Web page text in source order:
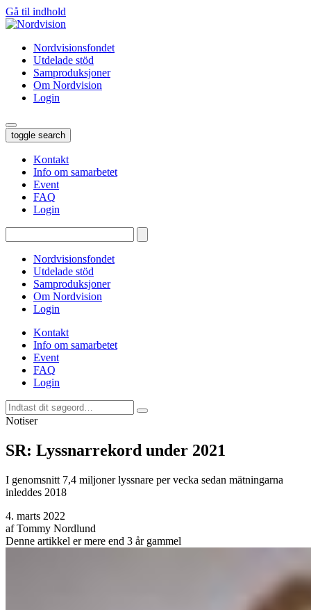
Gå til indhold
Nordvisionsfondet
Utdelade stöd
Samproduksjoner
Om Nordvision
Login
toggle search
Kontakt
Info om samarbetet
Event
FAQ
Login
enter
søge…
Nordvisionsfondet
Utdelade stöd
Samproduksjoner
Om Nordvision
Login
Kontakt
Info om samarbetet
Event
FAQ
Login
Notiser
SR: Lyssnarrekord under 2021
I genomsnitt 7,4 miljoner lyssnare per vecka sedan mätningarna
inleddes 2018
4. marts 2022
af Tommy Nordlund
Denne artikkel er mere end 3 år gammel